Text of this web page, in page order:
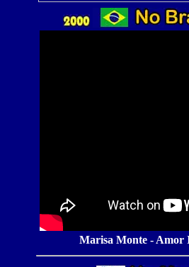
Marisa Monte - Amor